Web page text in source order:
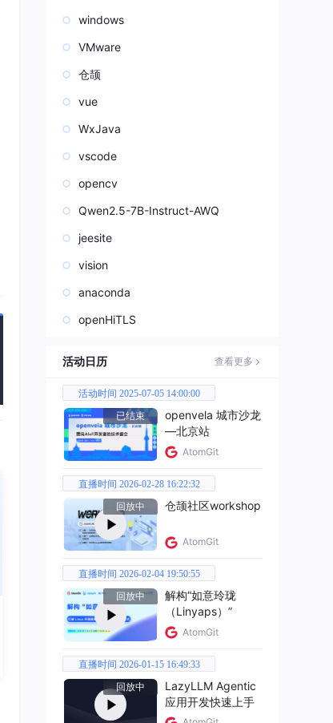
windows
VMware
仓颉
vue
WxJava
vscode
opencv
Qwen2.5-7B-Instruct-AWQ
jeesite
vision
anaconda
openHiTLS
活动日历 查看更多
活动时间 2025-07-05 14:00:00
已结束
openvela 城市沙龙
—北京站
AtomGit
直播时间 2026-02-28 16:22:32
回放中
仓颉社区workshop
AtomGit
直播时间 2026-02-04 19:50:55
回放中
解构“如意玲珑
（Linyaps）”
AtomGit
直播时间 2026-01-15 16:49:33
回放中
LazyLLM Agentic
应用开发快速上手